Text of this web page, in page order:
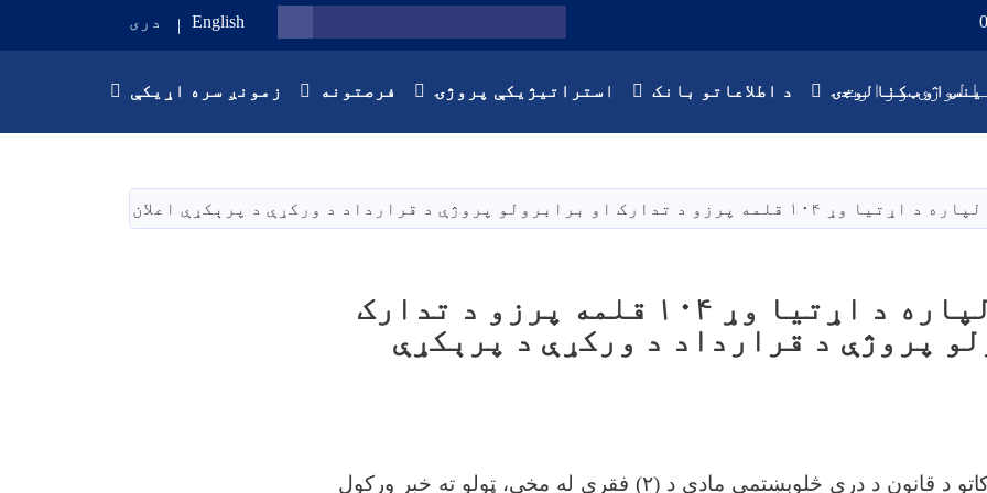
content
SEARCH
English دری
وزارت
او ټکنالوجۍ د اطلاعاتو بانک استراتیژیکې پروژۍ فرصتونه زمونږ سره اړیکې
د تدارک او برابرولو پروژې د قرارداد د ورکړې د پرېکړې اعلان
د وسایطو لپاره د اړتیا وړ ۱۰۴ قلمه پرزو د تدارک
پروژې د قرارداد د ورکړې د پرېکړې
د قانون د درې څلوېښتمې مادې د (۲)
فقرې له مخې، ټولو ته خبر ورکول